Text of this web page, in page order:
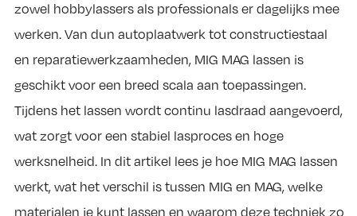
zowel hobbylassers als professionals er dagelijks mee
werken. Van dun autoplaatwerk tot constructiestaal
en reparatiewerkzaamheden, MIG MAG lassen is
geschikt voor een breed scala aan toepassingen.
Tijdens het lassen wordt continu lasdraad aangevoerd,
wat zorgt voor een stabiel lasproces en hoge
werksnelheid. In dit artikel lees je hoe MIG MAG lassen
werkt, wat het verschil is tussen MIG en MAG, welke
materialen je kunt lassen en waarom deze techniek zo